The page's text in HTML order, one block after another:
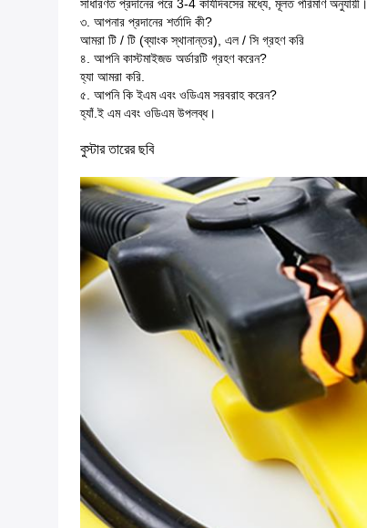
সাধারণত প্রদানের পরে 3-4 কার্যদিবসের মধ্যে, মূলত পরিমাণ অনুযায়ী।
৩. আপনার প্রদানের শর্তাদি কী?
আমরা টি / টি (ব্যাংক স্থানান্তর), এল / সি গ্রহণ করি
৪. আপনি কাস্টমাইজড অর্ডারটি গ্রহণ করেন?
হ্যা আমরা করি.
৫. আপনি কি ইএম এবং ওডিএম সরবরাহ করেন?
হ্যাঁ.ই এম এবং ওডিএম উপলব্ধ।
বুস্টার তারের ছবি